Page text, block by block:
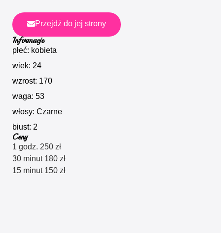
Przejdź do jej strony
Informacje
płeć: kobieta
wiek: 24
wzrost: 170
waga: 53
włosy: Czarne
biust: 2
Ceny
1 godz. 250 zł
30 minut 180 zł
15 minut 150 zł